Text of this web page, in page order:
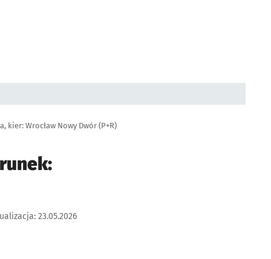
kier: Wrocław Nowy Dwór (P+R)
23.05.2026